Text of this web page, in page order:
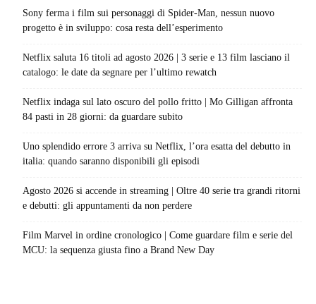
Sony ferma i film sui personaggi di Spider-Man, nessun nuovo
progetto è in sviluppo: cosa resta dell’esperimento
Netflix saluta 16 titoli ad agosto 2026 | 3 serie e 13 film lasciano il
catalogo: le date da segnare per l’ultimo rewatch
Netflix indaga sul lato oscuro del pollo fritto | Mo Gilligan affronta
84 pasti in 28 giorni: da guardare subito
Uno splendido errore 3 arriva su Netflix, l’ora esatta del debutto in
italia: quando saranno disponibili gli episodi
Agosto 2026 si accende in streaming | Oltre 40 serie tra grandi ritorni
e debutti: gli appuntamenti da non perdere
Film Marvel in ordine cronologico | Come guardare film e serie del
MCU: la sequenza giusta fino a Brand New Day